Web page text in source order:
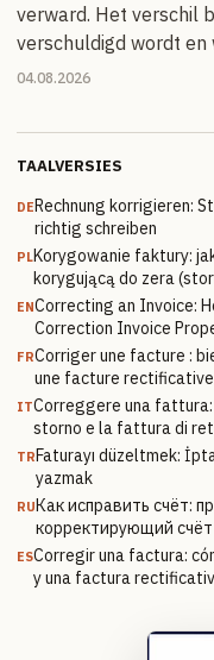
verward. Het verschil
verschuldigd wordt
04.08.2026
TAALVERSIES
DERechnung korrigieren:
richtig schreiben
PLKorygowanie faktury:
korygującą do zera
ENCorrecting an Invoice:
Correction Invoice
FRCorriger une facture :
une facture rectificative
ITCorreggere una
storno e la fattura di
TRFaturayı düzeltmek:
yazmak
RUКак исправить счёт:
корректирующий счёт
ESCorregir una factura:
y una factura